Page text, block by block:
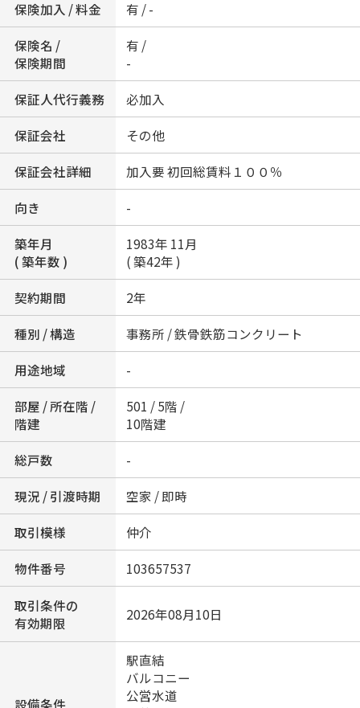
保険加入 / 料金 有 / -
保険名 /
保険期間
有 /
-
保証人代行義務 必加入
保証会社 その他
保証会社詳細 加入要 初回総賃料１００％
向き -
築年月
( 築年数 )
1983年 11月
( 築42年 )
契約期間 2年
種別 / 構造 事務所 / 鉄骨鉄筋コンクリート
用途地域 -
部屋 / 所在階 /
階建
501 / 5階 /
10階建
総戸数 -
現況 / 引渡時期 空家 / 即時
取引模様 仲介
物件番号 103657537
取引条件の
有効期限
2026年08月10日
設備条件
駅直結
バルコニー
公営水道